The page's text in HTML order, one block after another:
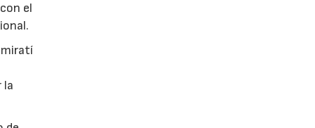
el
la